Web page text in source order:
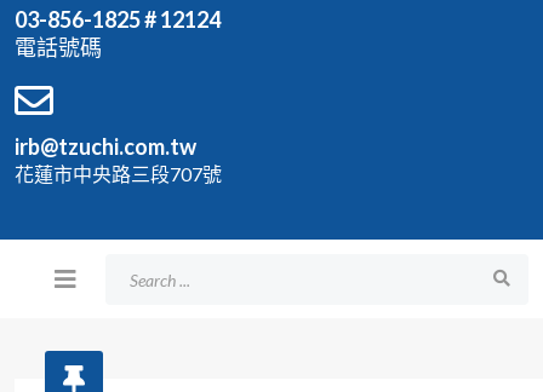
03-856-1825 # 12124
電話號碼
irb@tzuchi.com.tw
花蓮市中央路三段707號